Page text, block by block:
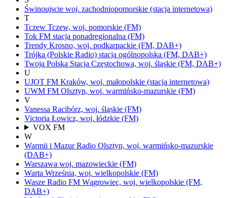
Świnoujscie woj. zachodniopomorskie (stacja internetowa)
T
Tczew Tczew, woj. pomorskie (FM)
Tok FM stacja ponadregionalna (FM)
Trendy Krosno, woj. podkarpackie (FM, DAB+)
Trójka (Polskie Radio) stacja ogólnopolska (FM, DAB+)
Twoja Polska Stacja Częstochowa, woj. śląskie (FM, DAB+)
U
UJOT FM Kraków, woj. małopolskie (stacja internetowa)
UWM FM Olsztyn, woj. warmińsko-mazurskie (FM)
V
Vanessa Racibórz, woj. śląskie (FM)
Victoria Łowicz, woj. łódzkie (FM)
VOX FM
W
Warmii i Mazur Radio Olsztyn, woj. warmińsko-mazurskie
(DAB+)
Warszawa woj. mazowieckie (FM)
Warta Września, woj. wielkopolskie (FM)
Wasze Radio FM Wągrowiec, woj. wielkopolskie (FM,
DAB+)